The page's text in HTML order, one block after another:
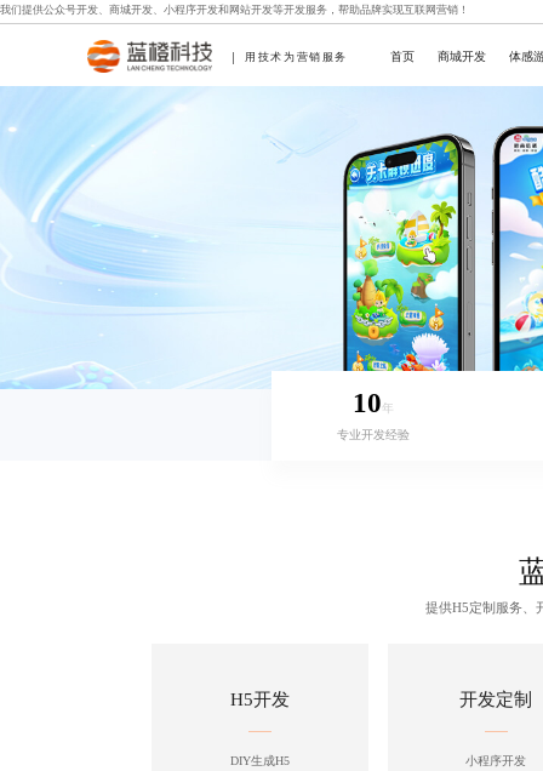
我们提供公众号开发、 商城开发、 小程序开发和 网站开发等开发服务，帮助品牌实现互联网营销！
用技术为营销服务 首页 商城开发 体感
10年
专业开发经验
提供H5定制服务、
H5开发
DIY生成H5
开发定制
小程序开发